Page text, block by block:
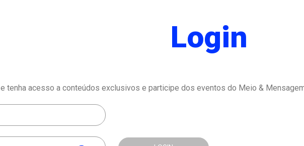
Login
e tenha acesso a conteúdos exclusivos e participe dos eventos do Meio &